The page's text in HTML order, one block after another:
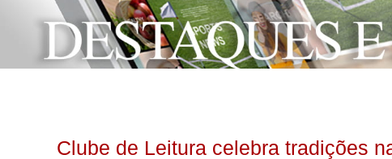
Clube de Leitura celebra tradições